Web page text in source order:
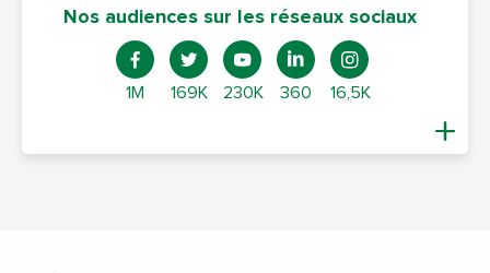
Nos audiences sur les réseaux sociaux
1M 169K 230K 360 16,5K